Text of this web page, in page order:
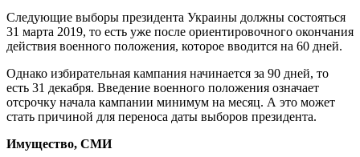
Следующие выборы президента Украины должны состояться
31 марта 2019, то есть уже после ориентировочного окончания
действия военного положения, которое вводится на 60 дней.
Однако избирательная кампания начинается за 90 дней, то
есть 31 декабря. Введение военного положения означает
отсрочку начала кампании минимум на месяц. А это может
стать причиной для переноса даты выборов президента.
Имущество, СМИ